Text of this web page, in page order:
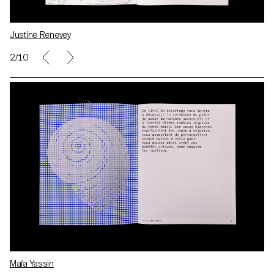
Justine Renevey
2/10
Maïa Yassin